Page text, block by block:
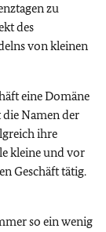
zu
des
von kleinen
eine Domäne
Namen der
ihre
kleine und vor
Geschäft tätig.
so ein wenig